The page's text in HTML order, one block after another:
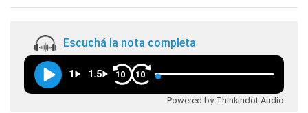
Escuchá la nota completa
1 1.5 10 10
Powered by Thinkindot Audio